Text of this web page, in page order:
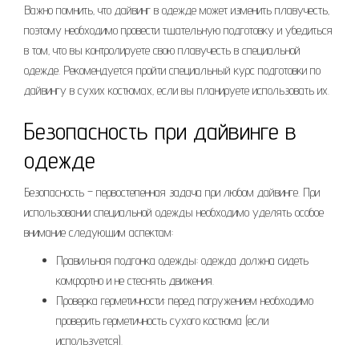
Важно помнить‚ что дайвинг в одежде может изменить плавучесть‚
поэтому необходимо провести тщательную подготовку и убедиться
в том‚ что вы контролируете свою плавучесть в специальной
одежде. Рекомендуется пройти специальный курс подготовки по
дайвингу в сухих костюмах‚ если вы планируете использовать их.
Безопасность при дайвинге в
одежде
Безопасность – первостепенная задача при любом дайвинге. При
использовании специальной одежды необходимо уделять особое
внимание следующим аспектам:
Правильная подгонка одежды: одежда должна сидеть
комфортно и не стеснять движения.
Проверка герметичности: перед погружением необходимо
проверить герметичность сухого костюма (если
используется).